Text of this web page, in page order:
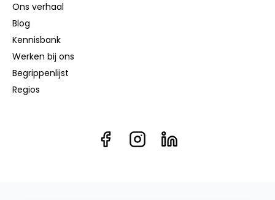
Ons verhaal
Blog
Kennisbank
Werken bij ons
Begrippenlijst
Regios